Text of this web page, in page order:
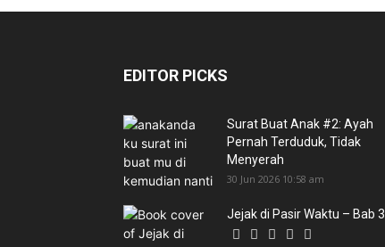
EDITOR PICKS
Surat Buat Anak #2: Ayah
Pernah Terduduk, Tidak
Menyerah
30 Jun 2026 10:58 am
Jejak di Pasir Waktu – Bab 3